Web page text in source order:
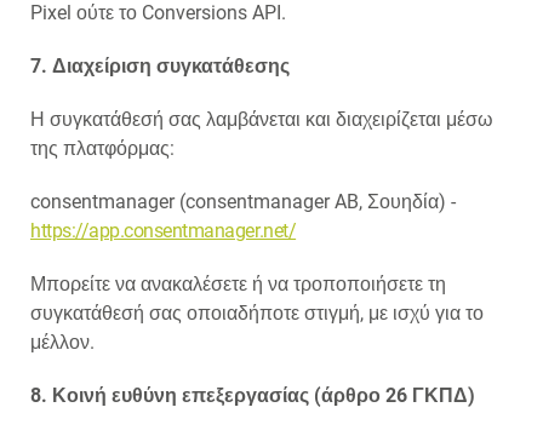
Pixel ούτε το Conversions API.
7. Διαχείριση συγκατάθεσης
Η συγκατάθεσή σας λαμβάνεται και διαχειρίζεται μέσω
της πλατφόρμας:
consentmanager (consentmanager AB, Σουηδία) -
https://app.consentmanager.net/
Μπορείτε να ανακαλέσετε ή να τροποποιήσετε τη
συγκατάθεσή σας οποιαδήποτε στιγμή, με ισχύ για το
μέλλον.
8. Κοινή ευθύνη επεξεργασίας (άρθρο 26 ΓΚΠΔ)